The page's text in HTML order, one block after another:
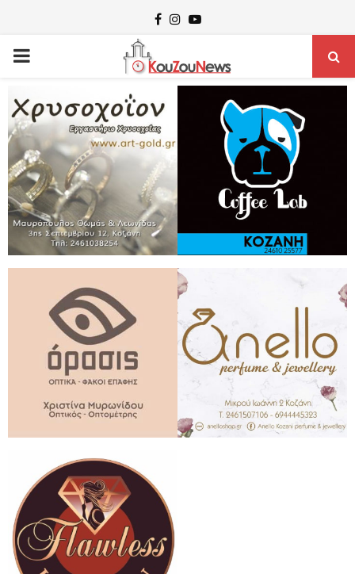
Facebook
Instagram
Youtube
PRIMARY
MENU